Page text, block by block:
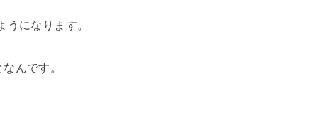
になります。
んです。